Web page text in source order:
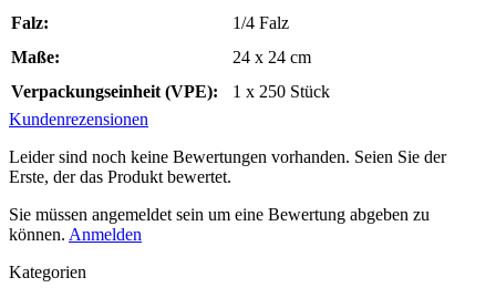
Falz:
1/4 Falz
Maße:
24 x 24 cm
Verpackungseinheit (VPE):
1 x 250 Stück
Kundenrezensionen
Leider sind noch keine Bewertungen vorhanden. Seien Sie der
Erste, der das Produkt bewertet.
Sie müssen angemeldet sein um eine Bewertung abgeben zu
können. Anmelden
Kategorien